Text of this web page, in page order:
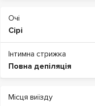
Очі
Сірі
Інтимна стрижка
Повна депіляція
Місця виїзду